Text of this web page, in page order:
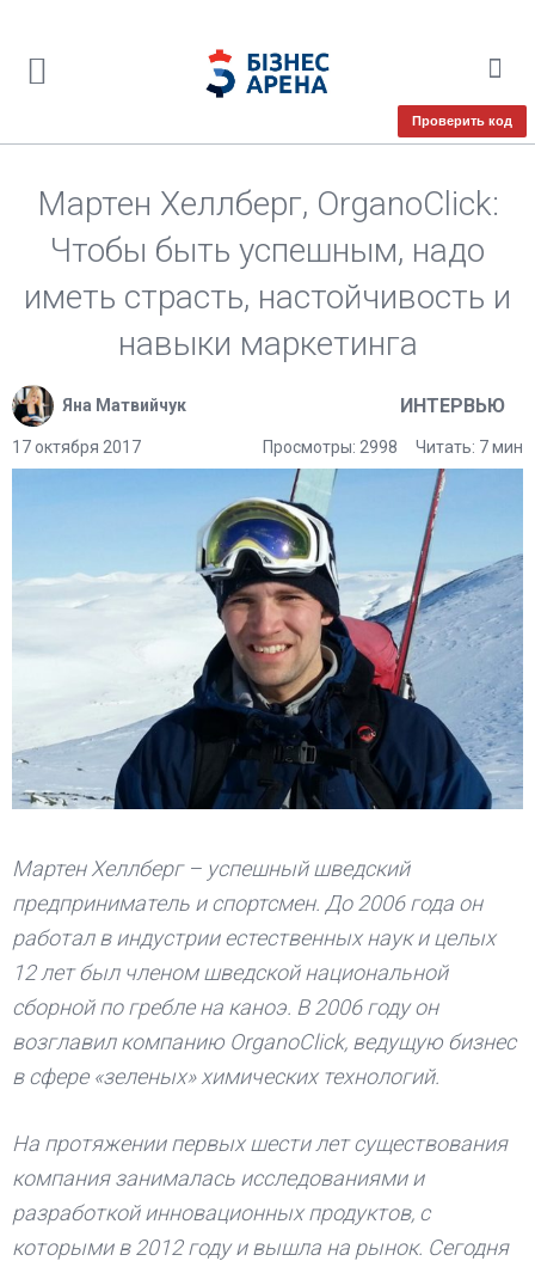
Проверить код
Мартен Хеллберг, OrganoClick:
Чтобы быть успешным, надо
иметь страсть, настойчивость и
навыки маркетинга
Яна Матвийчук ИНТЕРВЬЮ
17 октября 2017 Читать: 7 мин
Просмотры: 2998
Мартен Хеллберг – успешный шведский
предприниматель и спортсмен. До 2006 года он
работал в индустрии естественных наук и целых
12 лет был членом шведской национальной
сборной по гребле на каноэ. В 2006 году он
возглавил компанию OrganoClick, ведущую бизнес
в сфере «зеленых» химических технологий.
На протяжении первых шести лет существования
компания занималась исследованиями и
разработкой инновационных продуктов, с
которыми в 2012 году и вышла на рынок. Сегодня